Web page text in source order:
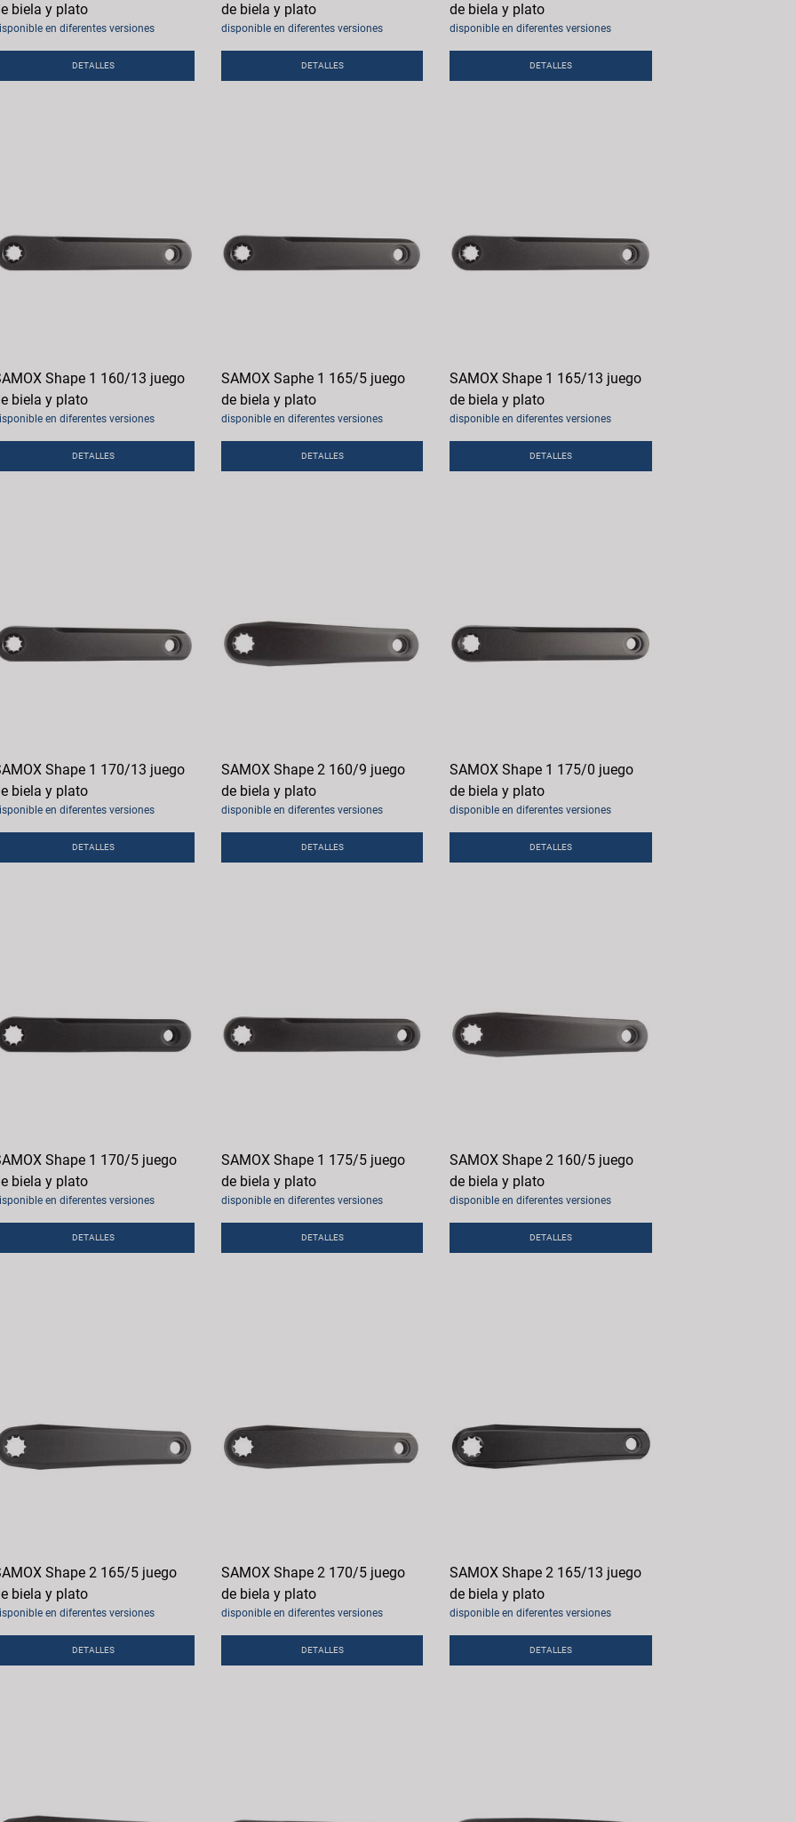
biela y plato
en diferentes versiones
DETALLES
de biela y plato
disponible en diferentes versiones
DETALLES
de biela y plato
disponible en diferentes versiones
DETALLES
Shape 1 160/13 juego
biela y plato
en diferentes versiones
DETALLES
SAMOX Saphe 1 165/5 juego
de biela y plato
disponible en diferentes versiones
DETALLES
SAMOX Shape 1 165/13 juego
de biela y plato
disponible en diferentes versiones
DETALLES
Shape 1 170/13 juego
biela y plato
en diferentes versiones
DETALLES
SAMOX Shape 2 160/9 juego
de biela y plato
disponible en diferentes versiones
DETALLES
SAMOX Shape 1 175/0 juego
de biela y plato
disponible en diferentes versiones
DETALLES
Shape 1 170/5 juego
biela y plato
en diferentes versiones
DETALLES
SAMOX Shape 1 175/5 juego
de biela y plato
disponible en diferentes versiones
DETALLES
SAMOX Shape 2 160/5 juego
de biela y plato
disponible en diferentes versiones
DETALLES
Shape 2 165/5 juego
biela y plato
en diferentes versiones
DETALLES
SAMOX Shape 2 170/5 juego
de biela y plato
disponible en diferentes versiones
DETALLES
SAMOX Shape 2 165/13 juego
de biela y plato
disponible en diferentes versiones
DETALLES